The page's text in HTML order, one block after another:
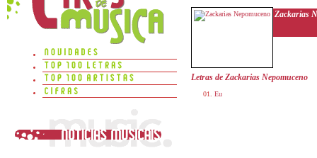
Zackarias
Letras de Zackarias Nepomuceno
Eu